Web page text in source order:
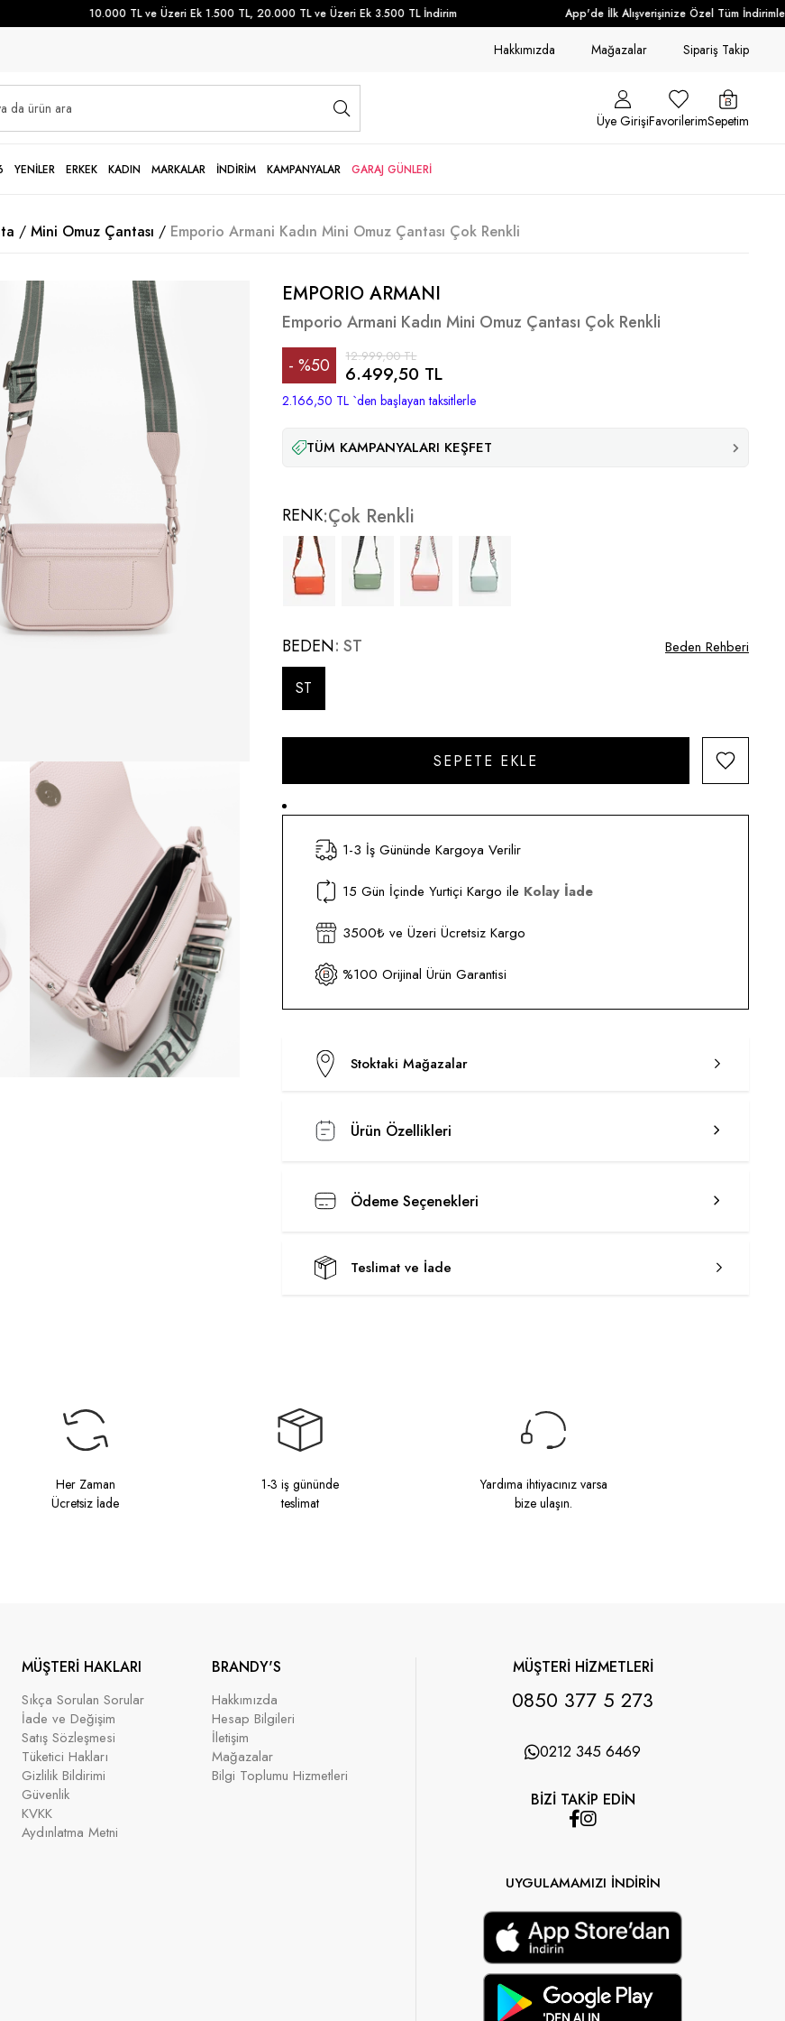
10.000 TL ve Üzeri Ek 1.500 TL, 20.000 TL ve Üzeri Ek 3.500 TL İndirim App'de İlk Alışverişinize Özel Tüm
Hakkımızda Mağazalar Sipariş Takip
Üye GirişiFavorilerimSepetim
YENİLER ERKEK KADIN MARKALAR İNDİRİM KAMPANYALAR GARAJ GÜNLERİ
Mini Omuz Çantası Emporio Armani Kadın Mini Omuz Çantası Çok Renkli
EMPORIO ARMANI
Emporio Armani Kadın Mini Omuz Çantası Çok Renkli
%50
İndirim
12.999,00 TL
6.499,50 TL
2.166,50 TL `den başlayan taksitlerle
TÜM KAMPANYALARI KEŞFET
RENK Çok Renkli
BEDEN ST
ST
Beden Rehberi
1-3 İş Gününde Kargoya Verilir
15 Gün İçinde Yurtiçi Kargo ile Kolay İade
3500₺ ve Üzeri Ücretsiz Kargo
%100 Orijinal Ürün Garantisi
Stoktaki Mağazalar
Ürün Özellikleri
Ödeme Seçenekleri
Teslimat ve İade
Her Zaman
Ücretsiz İade
1-3 iş gününde
teslimat
Yardıma ihtiyacınız varsa
bize ulaşın.
MÜŞTERİ HAKLARI
Sıkça Sorulan Sorular
İade ve Değişim
Satış Sözleşmesi
Tüketici Hakları
Gizlilik Bildirimi
Güvenlik
KVKK
Aydınlatma Metni
BRANDY'S
Hakkımızda
Hesap Bilgileri
İletişim
Mağazalar
Bilgi Toplumu Hizmetleri
MÜŞTERİ HİZMETLERİ
0850 377 5 273
0212 345 6469
BİZİ TAKİP EDİN
UYGULAMAMIZI İNDİRİN